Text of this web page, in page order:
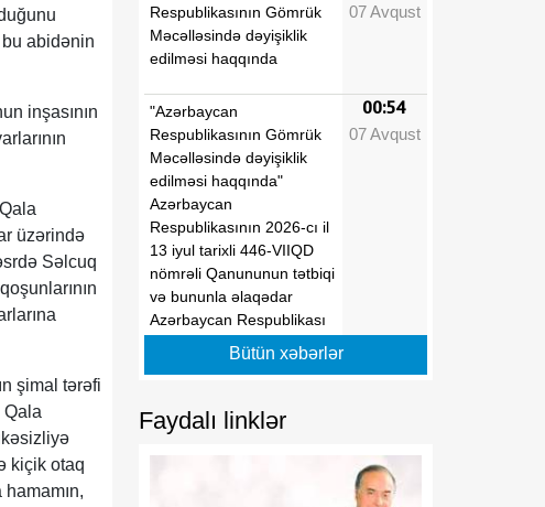
abidənin
inşasının
üzərində
Səlcuq
şimal tərəfi
Qala
kiçik otaq
Respublikasının Gömrük
Məcəlləsində dəyişiklik
edilməsi haqqında
07 Avqust
"Azərbaycan
Respublikasının Gömrük
Məcəlləsində dəyişiklik
edilməsi haqqında"
Azərbaycan
Respublikasının 2026-cı il
13 iyul tarixli 446-VIIQD
nömrəli Qanununun tətbiqi
və bununla əlaqədar
Azərbaycan Respublikası
Prezidentinin bəzi
edilməsi barədə
00:54
07 Avqust
00:53
07 Avqust
Bütün xəbərlər
Faydalı linklər